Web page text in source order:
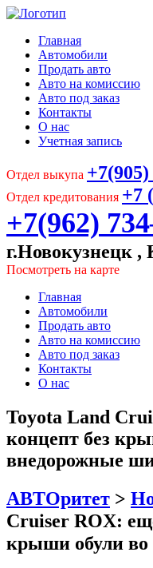
Главная
Автомобили
Продать авто
Авто на комиссию
Авто под заказ
Контакты
О нас
Учетная запись
Отдел выкупа +7(905)
Отдел кредитования +7
+7(962)
г.Новокузнецк ,
Посмотреть на карте
Главная
Автомобили
Продать авто
Авто на комиссию
Авто под заказ
Контакты
О нас
Toyota Land
концепт без
внедорожные
АВТОритет >
Cruiser ROX:
крыши обули